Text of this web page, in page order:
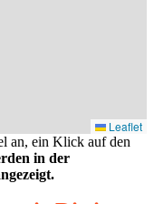
Leaflet
an, ein Klick auf den
in der